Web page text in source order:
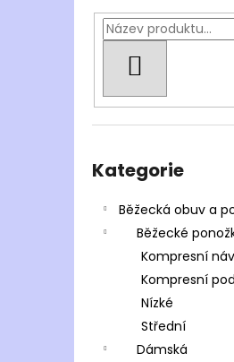
kategorie
Kategorie
Běžecká obuv a
Běžecké
Kompresní
Kompresní
Nízké
Střední
Dámská